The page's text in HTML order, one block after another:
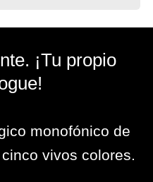
¡Tu propio
monofónico de
vivos colores.